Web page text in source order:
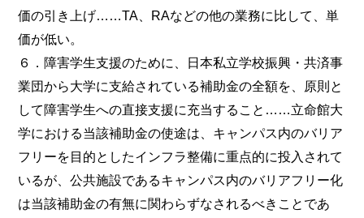
価の引き上げ……TA、RAなどの他の業務に比して、単
価が低い。
６．障害学生支援のために、日本私立学校振興・共済事
業団から大学に支給されている補助金の全額を、原則と
して障害学生への直接支援に充当すること……立命館大
学における当該補助金の使途は、キャンパス内のバリア
フリーを目的としたインフラ整備に重点的に投入されて
いるが、公共施設であるキャンパス内のバリアフリー化
は当該補助金の有無に関わらずなされるべきことであ